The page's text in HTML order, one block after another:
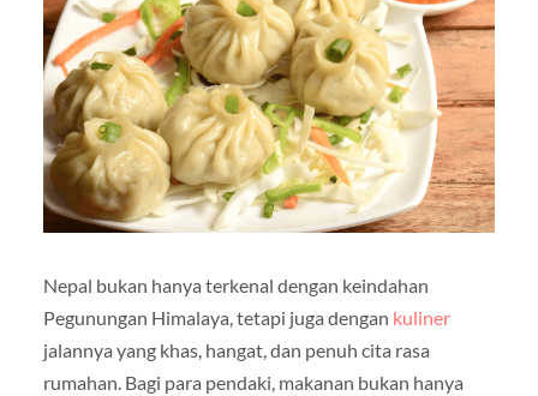
Nepal bukan hanya terkenal dengan keindahan
Pegunungan Himalaya, tetapi juga dengan kuliner
jalannya yang khas, hangat, dan penuh cita rasa
rumahan. Bagi para pendaki, makanan bukan hanya